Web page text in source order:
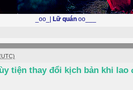
_oo_| Lữ quán oo___
tiện thay đổi kịch bản khi